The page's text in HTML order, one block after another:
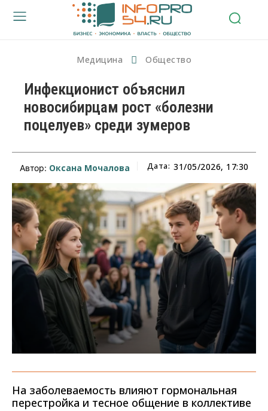
Медицина Общество
Инфекционист объяснил
новосибирцам рост «болезни
поцелуев» среди зумеров
Автор: Оксана Мочалова Дата: 31/05/2026, 17:30
На заболеваемость влияют гормональная
перестройка и тесное общение в коллективе